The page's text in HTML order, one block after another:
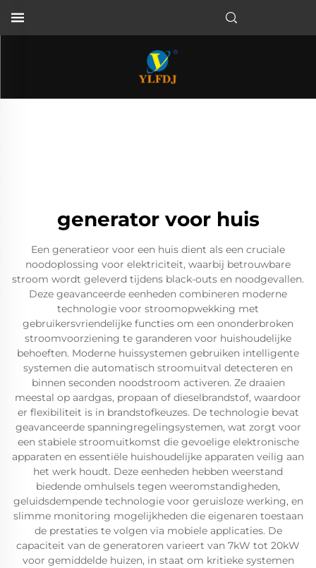
generator voor huis
Een generatieor voor een huis dient als een cruciale
noodoplossing voor elektriciteit, waarbij betrouwbare
stroom wordt geleverd tijdens black-outs en noodgevallen.
Deze geavanceerde eenheden combineren moderne
technologie voor stroomopwekking met
gebruikersvriendelijke functies om een ononderbroken
stroomvoorziening te garanderen voor huishoudelijke
behoeften. Moderne huissystemen gebruiken intelligente
systemen die automatisch stroomuitval detecteren en
binnen seconden noodstroom activeren. Ze draaien
meestal op aardgas, propaan of dieselbrandstof, waardoor
er flexibiliteit is in brandstofkeuzes. De technologie bevat
geavanceerde spanningregelingsystemen, wat zorgt voor
een stabiele stroomuitkomst die gevoelige elektronische
apparaten en essentiële huishoudelijke apparaten veilig aan
het werk houdt. Deze eenheden hebben weerstand
biedende omhulsels tegen weeromstandigheden,
geluidsdempende technologie voor geruisloze werking, en
slimme monitoring mogelijkheden die eigenaren toestaan
de prestaties te volgen via mobiele applicaties. De
capaciteit van de generatoren varieert van 7kW tot 20kW
voor gemiddelde huizen, in staat om kritieke systemen